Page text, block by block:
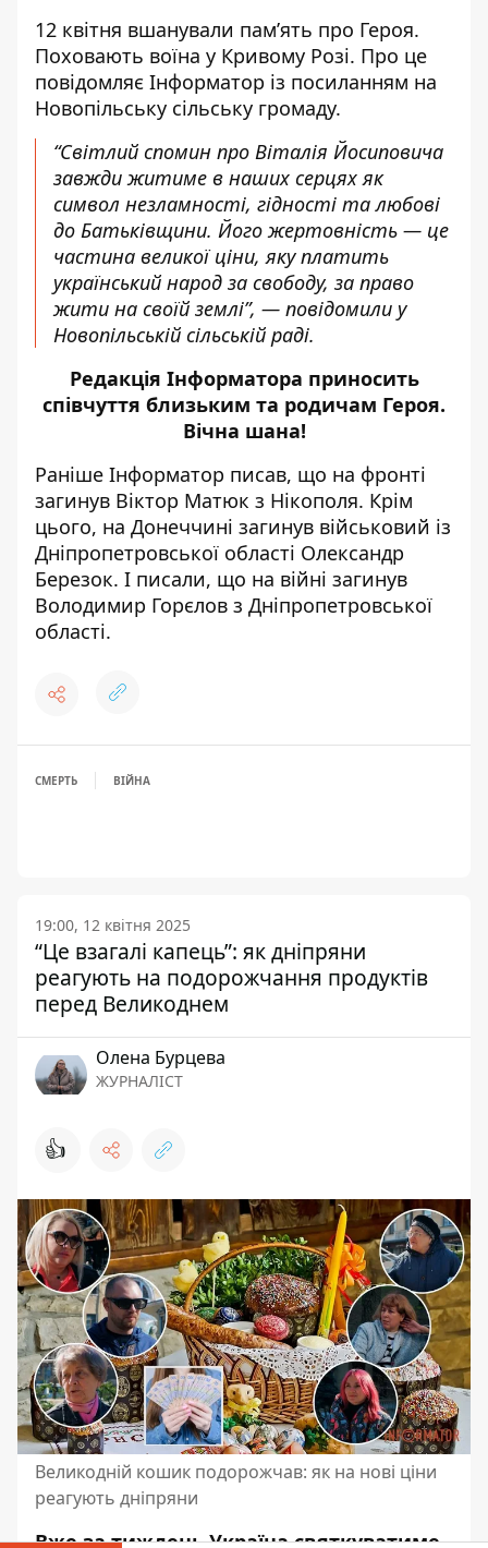
12 квітня вшанували пам’ять про Героя.
Поховають воїна у Кривому Розі. Про це
повідомляє Інформатор із посиланням на
Новопільську сільську громаду.
“Світлий спомин про Віталія Йосиповича
завжди житиме в наших серцях як
символ незламності, гідності та любові
до Батьківщини. Його жертовність — це
частина великої ціни, яку платить
український народ за свободу, за право
жити на своїй землі”, — повідомили у
Новопільській сільській раді.
Редакція Інформатора приносить
співчуття близьким та родичам Героя.
Вічна шана!
Раніше Інформатор писав, що на фронті
загинув Віктор Матюк з Нікополя. Крім
цього, на Донеччині загинув військовий із
Дніпропетровської області Олександр
Березок. І писали, що на війні загинув
Володимир Горєлов з Дніпропетровської
області.
СМЕРТЬ ВІЙНА
19:00, 12 квітня 2025
“Це взагалі капець”: як дніпряни
реагують на подорожчання продуктів
перед Великоднем
Олена Бурцева
ЖУРНАЛІСТ
👍
Великодній кошик подорожчав: як на нові ціни
реагують дніпряни
Вже за тиждень Україна святкуватиме